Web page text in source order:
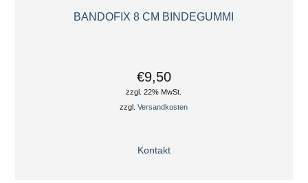
BANDOFIX 8 CM BINDEGUMMI
€9,50
zzgl. 22% MwSt.
zzgl.Versandkosten
Kontakt